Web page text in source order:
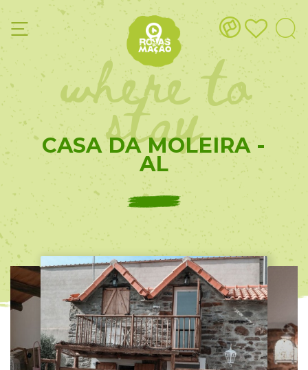
where to
stay
CASA DA MOLEIRA -
AL